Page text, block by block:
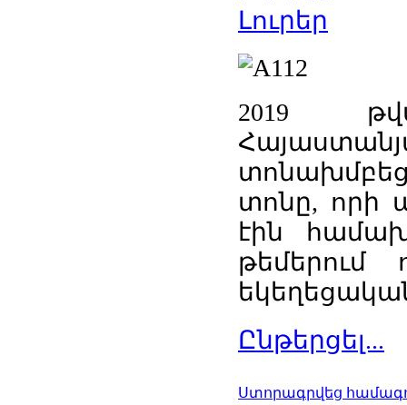
Լուրեր
2019
տոնը, որի
էին
թեմերում
Ընթերցել...
Ստորագրվեց